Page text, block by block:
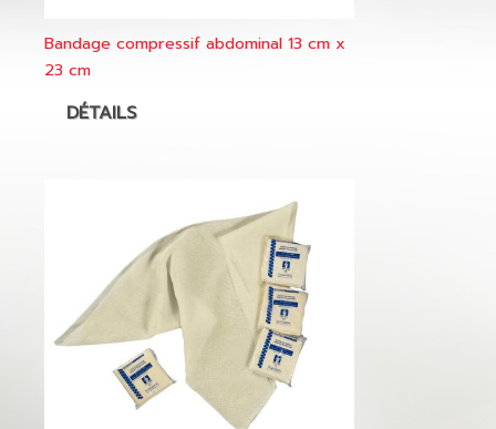
Bandage compressif abdominal 13 cm x
23 cm
DÉTAILS